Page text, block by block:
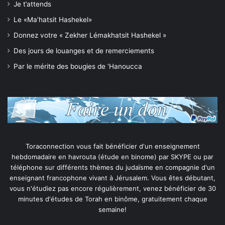
Je t’attends
Le «Ma’hatsit Hashekel»
Donnez votre « Zekher Lémakhatsit Hashekel »
Des jours de louanges et de remerciements
Par le mérite des bougies de ‘Hanoucca
Toraconnection vous fait bénéficier d'un enseignement
hebdomadaire en havrouta (étude en binome) par SKYPE ou par
téléphone sur différents thèmes du judaïsme en compagnie d'un
enseignant francophone vivant à Jérusalem. Vous êtes débutant,
vous n'étudiez pas encore régulièrement, venez bénéficier de 30
minutes d'études de Torah en binôme, gratuitement chaque
semaine!